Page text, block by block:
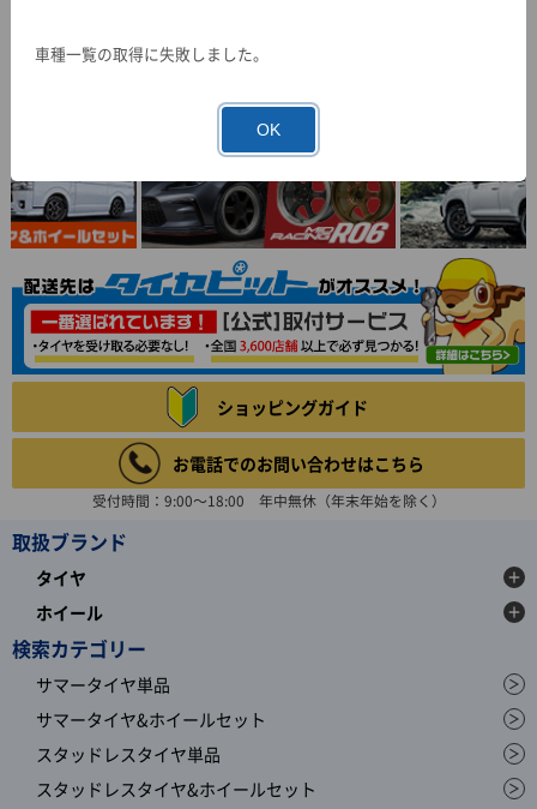
ショッピングガイド
お電話でのお問い合わせはこちら
受付時間：9:00～18:00 年中無休（年末年始を除く）
取扱ブランド
タイヤ
ホイール
検索カテゴリー
サマータイヤ単品
サマータイヤ&ホイールセット
スタッドレスタイヤ単品
スタッドレスタイヤ&ホイールセット
車種一覧の取得に失敗しました。
OK